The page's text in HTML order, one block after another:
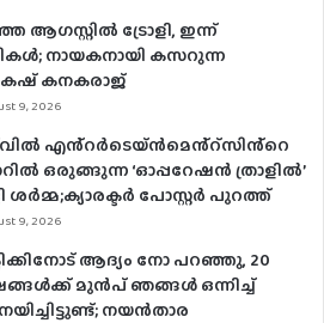
ആഗസ്റ്റിൽ ട്രോളി, ഇന്ന്
നായകനായി കസറുന്ന
കനകരാജ്
9, 2026
എൻ്റർടെയ്ൻമെൻ്റ്സിൻ്റെ
ഒരുങ്ങുന്ന ‘ഓപ്പറേഷൻ ത്രാളിൽ’
ശർമ്മ;ക്യാരക്ടർ പോസ്റ്റർ പുറത്ത്
9, 2026
ആദ്യം നോ പറഞ്ഞു, 20
മുൻപ് ഞങ്ങൾ ഒന്നിച്ച്
നയൻ‌താര